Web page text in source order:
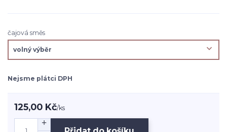
čajová směs
Nejsme plátci DPH
125,00 Kč/ks